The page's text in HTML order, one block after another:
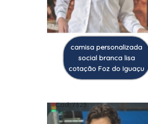
camisa personalizada
social branca lisa
cotação Foz do Iguaçu
Cod.:7323